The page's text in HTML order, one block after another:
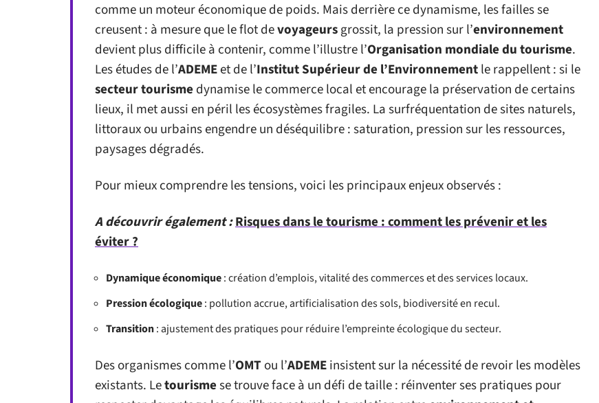
comme un moteur économique de poids. Mais derrière ce dynamisme, les failles se
creusent : à mesure que le flot devoyageursgrossit, la pression sur l’environnement
devient plus difficile à contenir, comme l’illustre l’Organisation mondiale du tourisme.
Les études de l’ADEMEet de l’Institut Supérieur de l’Environnementle rappellent : si le
secteur tourisme dynamise le commerce local et encourage la préservation de certains
lieux, il met aussi en péril les écosystèmes fragiles. La surfréquentation de sites naturels,
littoraux ou urbains engendre un déséquilibre : saturation, pression sur les ressources,
paysages dégradés.
Pour mieux comprendre les tensions, voici les principaux enjeux observés :
A découvrir également :Risques dans le tourisme : comment les prévenir et les
éviter ?
Dynamique économique: création d’emplois, vitalité des commerces et des services locaux.
Pression écologique: pollution accrue, artificialisation des sols, biodiversité en recul.
Transition: ajustement des pratiques pour réduire l’empreinte écologique du secteur.
Des organismes comme l’OMT ou l’ADEMEinsistent sur la nécessité de revoir les modèles
existants. Letourismese trouve face à un défi de taille : réinventer ses pratiques pour